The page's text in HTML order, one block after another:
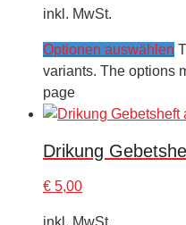
inkl. MwSt.
Optionen auswählen
variants. The options
page
Drikung
€ 5,00